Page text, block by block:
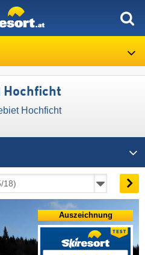
Hochficht
Hochficht
Auszeichnung